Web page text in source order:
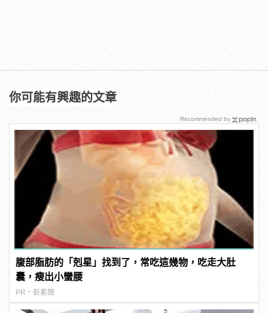
你可能有興趣的文章
腹部脂肪的「剋星」找到了，常吃這幾物，吃走大肚
囊，瘦出小蠻腰
PR・新素簡
Recommended by